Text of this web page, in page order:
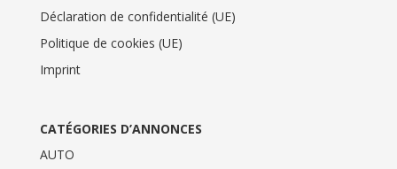
Déclaration de confidentialité (UE)
Politique de cookies (UE)
Imprint
CATÉGORIES D’ANNONCES
AUTO